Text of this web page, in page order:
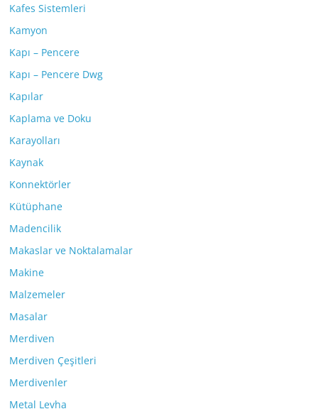
Kafes Sistemleri
Kamyon
Kapı – Pencere
Kapı – Pencere Dwg
Kapılar
Kaplama ve Doku
Karayolları
Kaynak
Konnektörler
Kütüphane
Madencilik
Makaslar ve Noktalamalar
Makine
Malzemeler
Masalar
Merdiven
Merdiven Çeşitleri
Merdivenler
Metal Levha